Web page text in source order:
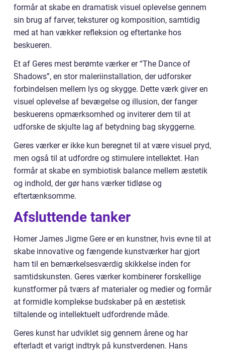
formår at skabe en dramatisk visuel oplevelse gennem
sin brug af farver, teksturer og komposition, samtidig
med at han vækker refleksion og eftertanke hos
beskueren.
Et af Geres mest berømte værker er “The Dance of
Shadows”, en stor maleriinstallation, der udforsker
forbindelsen mellem lys og skygge. Dette værk giver en
visuel oplevelse af bevægelse og illusion, der fanger
beskuerens opmærksomhed og inviterer dem til at
udforske de skjulte lag af betydning bag skyggerne.
Geres værker er ikke kun beregnet til at være visuel pryd,
men også til at udfordre og stimulere intellektet. Han
formår at skabe en symbiotisk balance mellem æstetik
og indhold, der gør hans værker tidløse og
eftertænksomme.
Afsluttende tanker
Homer James Jigme Gere er en kunstner, hvis evne til at
skabe innovative og fængende kunstværker har gjort
ham til en bemærkelsesværdig skikkelse inden for
samtidskunsten. Geres værker kombinerer forskellige
kunstformer på tværs af materialer og medier og formår
at formidle komplekse budskaber på en æstetisk
tiltalende og intellektuelt udfordrende måde.
Geres kunst har udviklet sig gennem årene og har
efterladt et varigt indtryk på kunstverdenen. Hans